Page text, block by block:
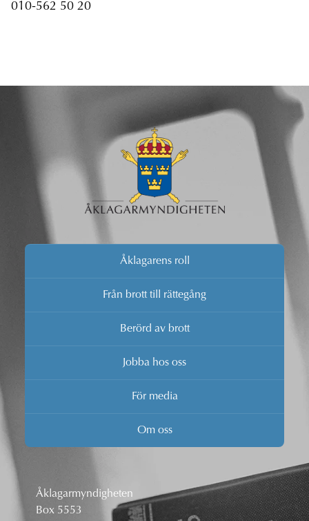
010-562 50 20
Åklagarens roll
Från brott till rättegång
Berörd av brott
Jobba hos oss
För media
Om oss
Åklagarmyndigheten
Box 5553